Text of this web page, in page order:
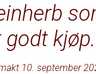
kjøp.
10. september